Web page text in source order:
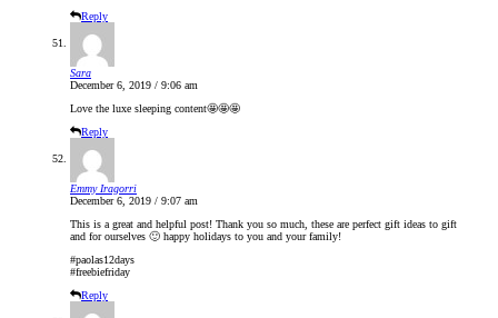
Reply
Sara
December 6, 2019 / 9:06 am
Love the luxe sleeping content🤩🤩🤩
Reply
Emmy Iragorri
December 6, 2019 / 9:07 am
This is a great and helpful post! Thank you so much, these are perfect gift ideas to gift
and for ourselves 🙂 happy holidays to you and your family!
#paolas12days
#freebiefriday
Reply